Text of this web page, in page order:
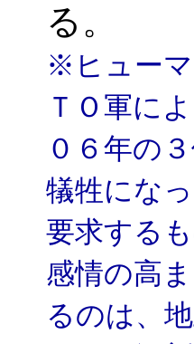
る。
※ヒューマ
ＴＯ軍に
０６年の
犠牲にな
要求する
感情の高
るのは、